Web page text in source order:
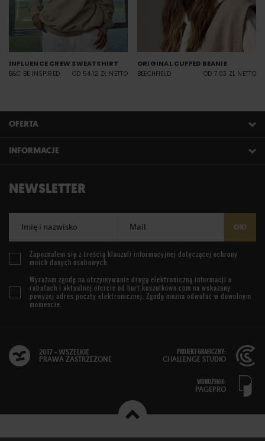
INFLUENCE CREW SWEATSHIRT
B&C BE INSPIRED OD 54.12 ZŁ NETTO
ORIGINAL CUFFED BEANIE
BEECHFIELD OD 7.03 ZŁ NETTO
OFERTA
INFORMACJE
NEWSLETTER
Imię i nazwisko Mail OK!
Zapoznałem się z treścią klauzuli informacyjnej dotyczącej ochrony
moich danych osobowych.
Wyrażam zgodę na otrzymywanie drogą elektroniczną informacji o
rabatach i aktualnej ofercie od hurt.koszulkowo.com na wskazany
powyżej adres poczty elektronicznej. Zgodę można odwołać w dowolnym
momencie.
2017 - WSZELKIE
PRAWA ZASTRZEŻONE
PROJEKT GRAFICZNY:
CHALLENGE STUDIO
WDROŻENIE:
PAGEPRO